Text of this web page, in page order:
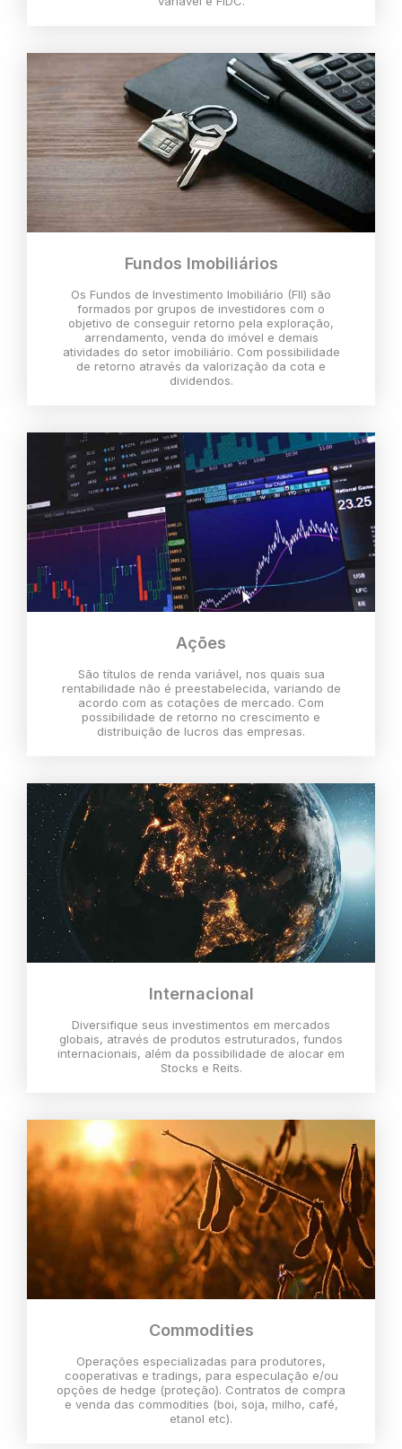
Fundos Imobiliários
Os Fundos de Investimento Imobiliário (FII) são
formados por grupos de investidores com o
objetivo de conseguir retorno pela exploração,
arrendamento, venda do imóvel e demais
atividades do setor imobiliário. Com possibilidade
de retorno através da valorização da cota e
dividendos.
Ações
São títulos de renda variável, nos quais sua
rentabilidade não é preestabelecida, variando de
acordo com as cotações de mercado. Com
possibilidade de retorno no crescimento e
distribuição de lucros das empresas.
Internacional
Diversifique seus investimentos em mercados
globais, através de produtos estruturados, fundos
internacionais, além da possibilidade de alocar em
Stocks e Reits.
Commodities
Operações especializadas para produtores,
cooperativas e tradings, para especulação e/ou
opções de hedge (proteção). Contratos de compra
e venda das commodities (boi, soja, milho, café,
etanol etc).